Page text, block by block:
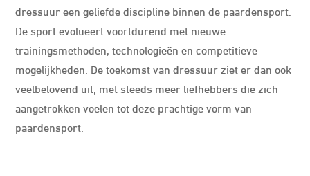
dressuur een geliefde discipline binnen de paardensport.
De sport evolueert voortdurend met nieuwe
trainingsmethoden, technologieën en competitieve
mogelijkheden. De toekomst van dressuur ziet er dan ook
veelbelovend uit, met steeds meer liefhebbers die zich
aangetrokken voelen tot deze prachtige vorm van
paardensport.